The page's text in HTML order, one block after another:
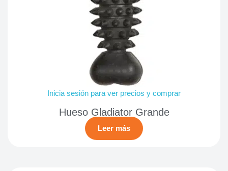
Inicia sesión para ver precios y comprar
Hueso Gladiator Grande
Leer más